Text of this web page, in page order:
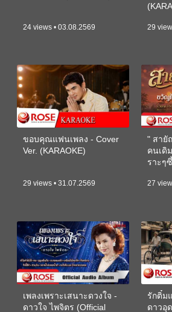
24 views • 03.08.2569 29
ขอบคุณแฟนเพลง - Cover
Ver. (KARAOKE)
29 views • 31.07.2569
" สา
คนเดิ
ราะๆ
27
เพลงเพราะเสนาะดวงใจ -
ดาวใจ ไพจิตร (Official
รักติ๋ม
ดาวอุ